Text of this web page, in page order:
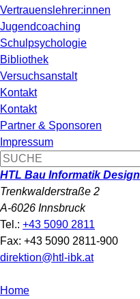
Vertrauenslehrer:innen
Jugendcoaching
Schulpsychologie
Bibliothek
Versuchsanstalt
Kontakt
Kontakt
Partner & Sponsoren
Impressum
HTL Bau Informatik Design
Trenkwalderstraße 2
A-6026 Innsbruck
Tel.: +43 5090 2811
Fax: +43 5090 2811-900
direktion@htl-ibk.at
Home